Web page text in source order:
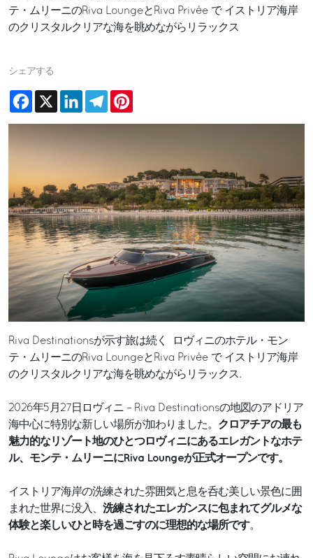
テ・ムリーニのRiva LoungeとRiva Privée で イストリア海岸
のクリスタルクリアな海を眺めながらリラックス
シェアする
Facebook
X LinkedInTelegram
Riva Destinationsが示す旅は続く ロヴィニのホテル・モン
テ・ムリーニのRiva LoungeとRiva Privée で イストリア海岸
のクリスタルクリアな海を眺めながらリラックス.
2026年5月27日ロヴィニ – Riva Destinationsの地図のアドリア
海中心に特別な新しい場所が加わりました。 クロアチアの最も
魅力的なリゾート地のひとつロヴィニにあるエレガントなホテ
ル、モンテ・ムリーニにRiva Loungeが正式オープンです。
イストリア海岸の洗練された雰囲気と息を呑む美しい景色に囲
まれた世界に没入、 洗練されたエレガンスに包まれてグルメな
体験と楽しいひと時を過ごすのに理想的な場所です。